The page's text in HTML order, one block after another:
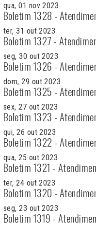
qua, 01 nov 2023
Boletim 1328 -
ter, 31 out 2023
Boletim 1327 -
seg, 30 out 2023
Boletim 1326 -
dom, 29 out 2023
Boletim 1325 -
sex, 27 out 2023
Boletim 1323 -
qui, 26 out 2023
Boletim 1322 -
qua, 25 out 2023
Boletim 1321 -
ter, 24 out 2023
Boletim 1320 -
seg, 23 out 2023
Boletim 1319 -